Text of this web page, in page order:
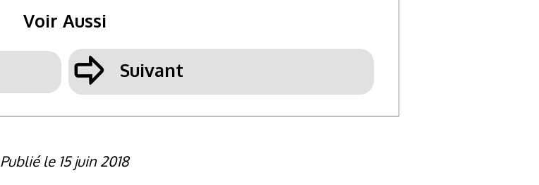
Voir Aussi
ÿ Suivant
Publié le 15 juin 2018